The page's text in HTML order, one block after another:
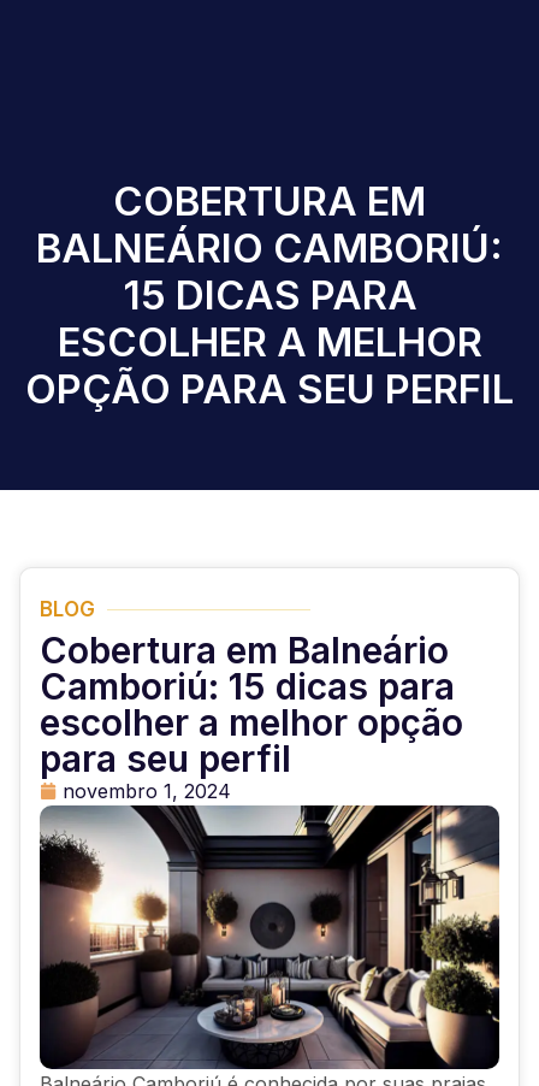
COBERTURA EM
BALNEÁRIO CAMBORIÚ:
15 DICAS PARA
ESCOLHER A MELHOR
OPÇÃO PARA SEU PERFIL
BLOG
Cobertura em Balneário
Camboriú: 15 dicas para
escolher a melhor opção
para seu perfil
novembro 1, 2024